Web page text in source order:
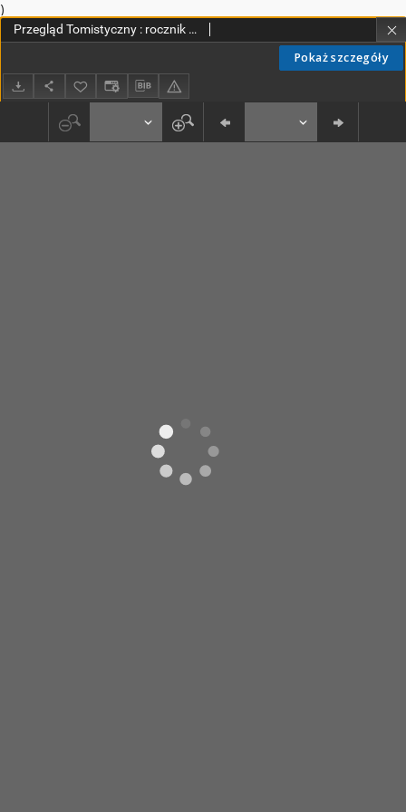
)
Pokaż szczegóły
Przegląd Tomistyczny : rocznik poświęcony historii teologii. T. 8 (2000)